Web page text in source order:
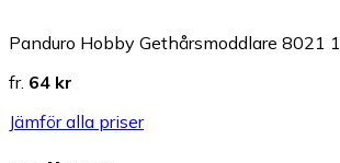
Panduro Hobby Gethårsmoddlare 8021 1
fr. 64 kr
Jämför alla priser